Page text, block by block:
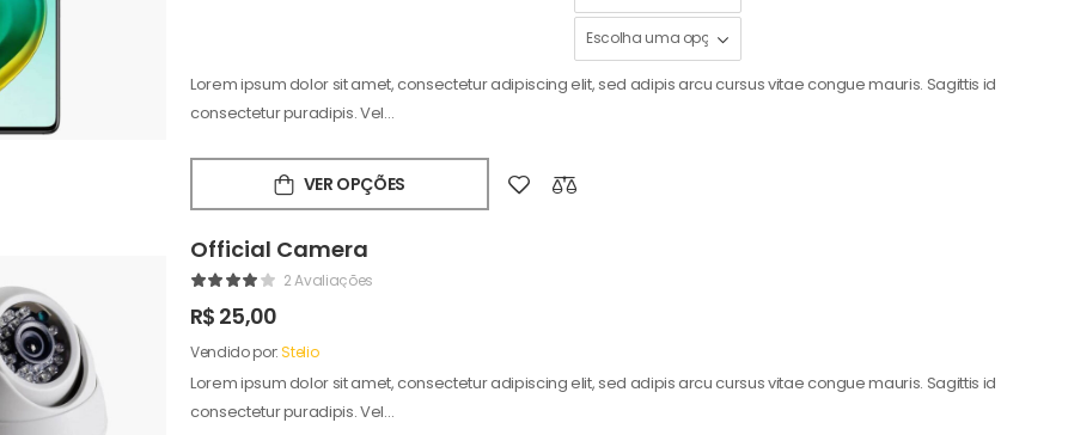
Lorem ipsum dolor sit amet, consectetur adipiscing elit, sed adipis arcu cursus vitae congue mauris. Sagittis id
consectetur puradipis. Vel…
VER OPÇÕES
Official Camera
2 Avaliações
R$ 25,00
Vendido por:Stelio
Lorem ipsum dolor sit amet, consectetur adipiscing elit, sed adipis arcu cursus vitae congue mauris. Sagittis id
consectetur puradipis. Vel…